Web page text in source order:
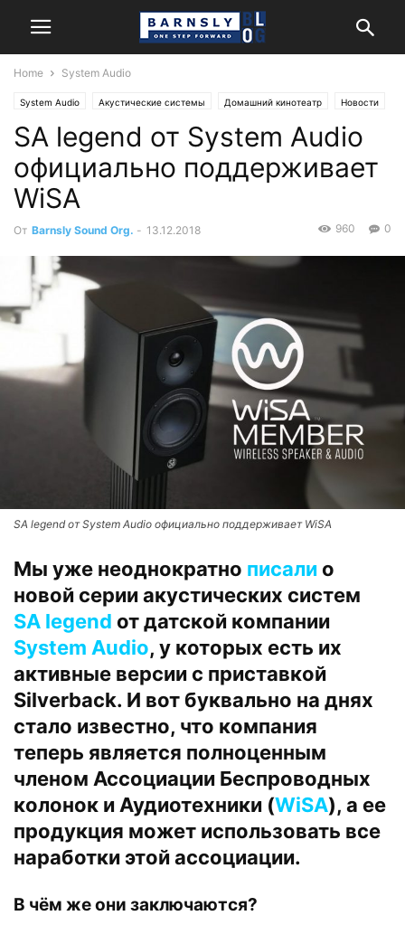
Home System Audio
System Audio Акустические системы Домашний кинотеатр Новости
Стерео
SA legend от System Audio
официально поддерживает
WiSA
От Barnsly Sound Org. - 13.12.2018 0
960
SA legend от System Audio официально поддерживает WiSA
Мы уже неоднократно писали о
новой серии акустических систем
SA legend от датской компании
System Audio, у которых есть их
активные версии с приставкой
Silverback. И вот буквально на днях
стало известно, что компания
теперь является полноценным
членом Ассоциации Беспроводных
колонок и Аудиотехники (WiSA), а ее
продукция может использовать все
наработки этой ассоциации.
В чём же они заключаются?